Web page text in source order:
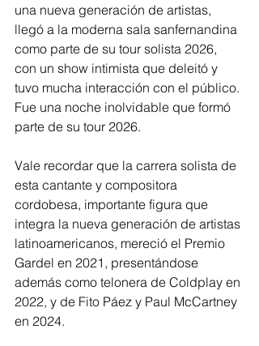
una nueva generación de artistas,
llegó a la moderna sala sanfernandina
como parte de su tour solista 2026,
con un show intimista que deleitó y
tuvo mucha interacción con el público.
Fue una noche inolvidable que formó
parte de su tour 2026.
Vale recordar que la carrera solista de
esta cantante y compositora
cordobesa, importante figura que
integra la nueva generación de artistas
latinoamericanos, mereció el Premio
Gardel en 2021, presentándose
además como telonera de Coldplay en
2022, y de Fito Páez y Paul McCartney
en 2024.